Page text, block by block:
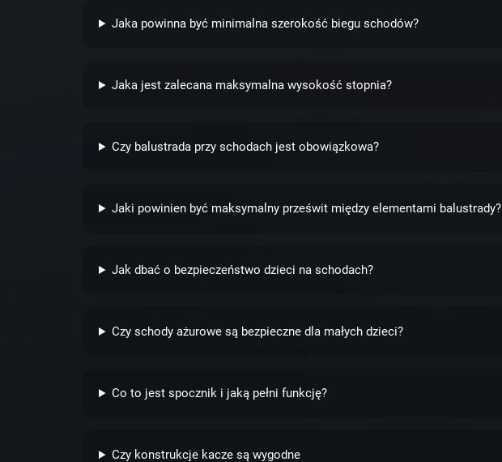
Jaka powinna być minimalna szerokość biegu schodów?
Jaka jest zalecana maksymalna wysokość stopnia?
Czy balustrada przy schodach jest obowiązkowa?
Jaki powinien być maksymalny prześwit między elementami balustrady?
Jak dbać o bezpieczeństwo dzieci na schodach?
Czy schody ażurowe są bezpieczne dla małych dzieci?
Co to jest spocznik i jaką pełni funkcję?
Czy konstrukcje kacze są wygodne